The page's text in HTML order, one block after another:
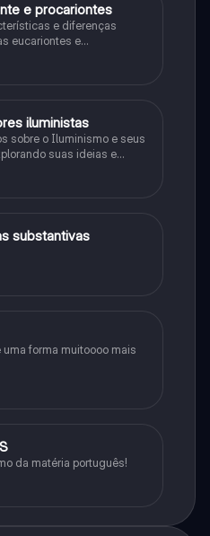
e procariontes
e diferenças
eucariontes e
iluministas
sobre o Iluminismo e seus
suas ideias e
substantivas
forma muitoooo mais
da matéria português!